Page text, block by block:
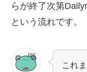
らが終了次第
という流れです。
これ